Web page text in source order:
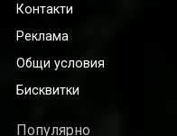
Контакти
Реклама
Общи условия
Бисквитки
Популярно